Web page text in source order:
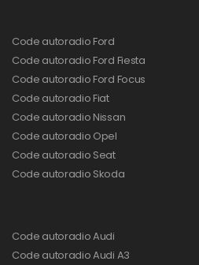
Code autoradio Ford
Code autoradio Ford Fiesta
Code autoradio Ford Focus
Code autoradio Fiat
Code autoradio Nissan
Code autoradio Opel
Code autoradio Seat
Code autoradio Skoda
Code autoradio Audi
Code autoradio Audi A3